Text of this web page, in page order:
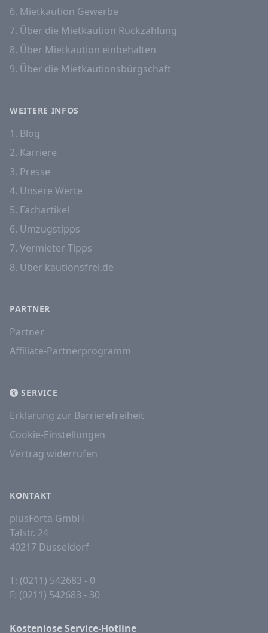
6. Mietkaution Gewerbe
7. Über die Mietkaution Rückzahlung
8. Über Mietkaution einbehalten
9. Über die Mietkautionsbürgschaft
WEITERE INFOS
1. Blog
2. Karriere
3. Presse
4. Unsere Werte
5. Fachartikel
6. Umzugstipps
7. Vermieter-Tipps
8. Über kautionsfrei.de
PARTNER
Partner
Affiliate-Partnerprogramm
SERVICE
Erklärung zur Barrierefreiheit
Cookie-Einstellungen
Vertrag widerrufen
KONTAKT
plusForta GmbH
Talstr. 24
40217 Düsseldorf
T: (0211) 542683 - 0
F: (0211) 542683 - 30
Kostenlose Service-Hotline